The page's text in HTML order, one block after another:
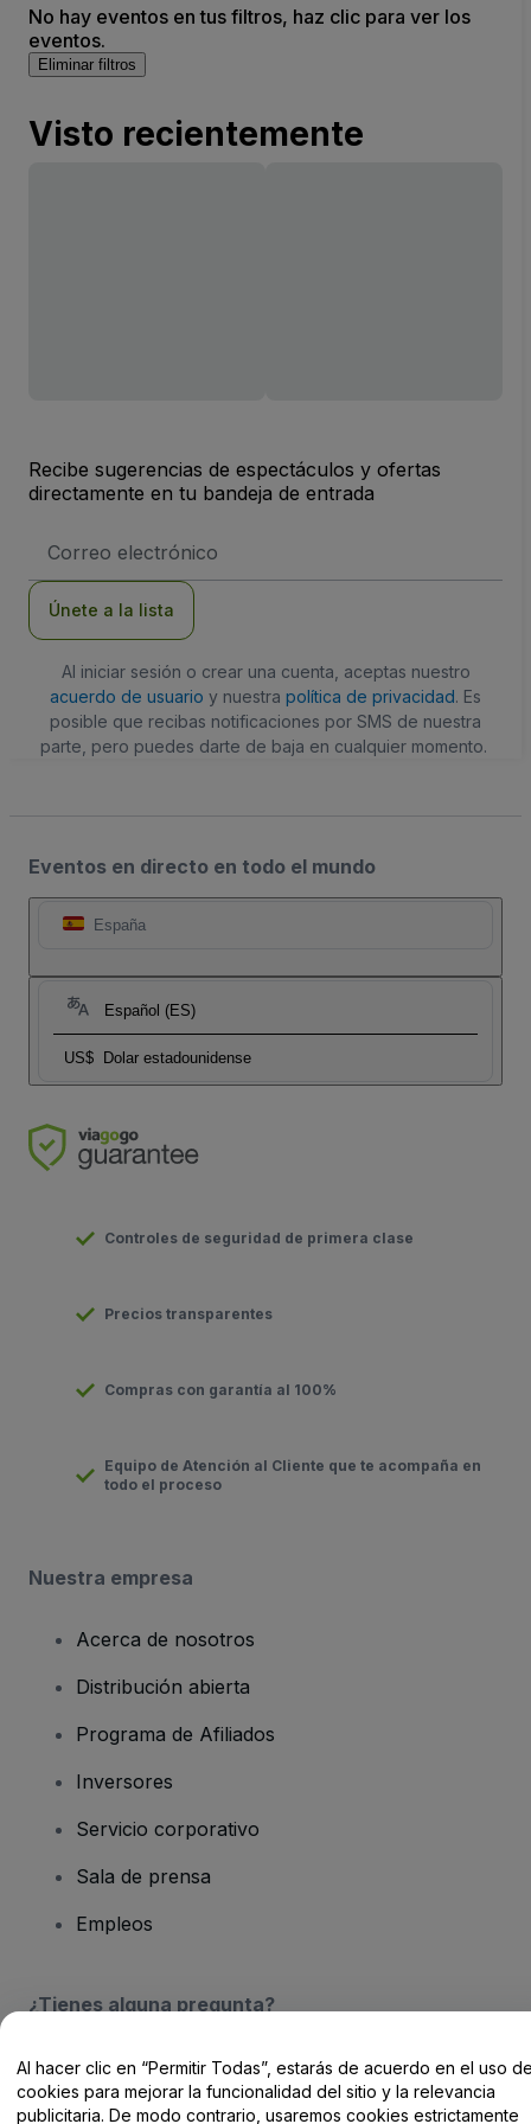
No hay eventos en tus filtros, haz clic para ver los
eventos.
Eliminar filtros
Visto recientemente
Recibe sugerencias de espectáculos y ofertas
directamente en tu bandeja de entrada
de
Únete a la lista
Al iniciar sesión o crear una cuenta, aceptas nuestro
acuerdo de usuario y nuestra política de privacidad. Es
posible que recibas notificaciones por SMS de nuestra
parte, pero puedes darte de baja en cualquier momento.
Eventos en directo en todo el mundo
España
Español (ES)
US$ Dolar estadounidense
Controles de seguridad de primera clase
Precios transparentes
Compras con garantía al 100%
Equipo de Atención al Cliente que te acompaña en
todo el proceso
Nuestra empresa
Acerca de nosotros
Distribución abierta
Programa de Afiliados
Inversores
Servicio corporativo
Sala de prensa
Empleos
¿Tienes alguna pregunta?
Centro de Ayuda / Contacto
Al hacer clic en “Permitir Todas”, estarás de acuerdo en el uso
cookies para mejorar la funcionalidad del sitio y la relevancia
publicitaria. De modo contrario, usaremos cookies estrictamente